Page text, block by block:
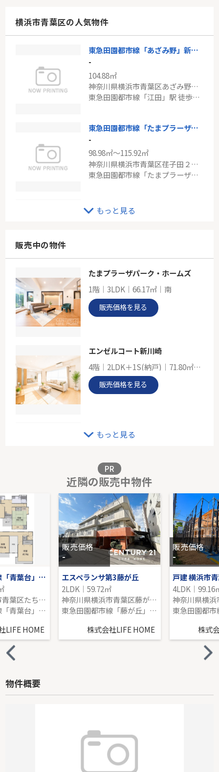
神奈川県川崎市高津区末長１丁目
96.05㎡
神奈川県横浜市青葉区市ケ尾町
横浜市青葉区の人気物件
東急田園都市線「あざみ野」新築戸建
-
104.88㎡
神奈川県横浜市青葉区あざみ野南４丁目
東急田園都市線「江田」駅 徒歩14分
東急田園都市線「たまプラーザ」中古戸建
-
98.98㎡～115.92㎡
神奈川県横浜市青葉区荏子田２丁目
東急田園都市線「たまプラーザ」駅 バス7分 「荏子田二丁目」 停歩3分
-
-
110.34㎡
もっと見る
販売中の物件
たまプラーザパーク・ホームズ
1階｜3LDK｜66.17㎡｜南
販売価格を見る
エンゼルコート新川崎
4階｜2LDK＋1S(納戸)｜71.80㎡｜南西
販売価格を見る
販売価格を見る
菅城下 新築全4棟現場
-｜3LDK｜102.77㎡｜-
販売価格を見る
もっと見る
PR
近隣の販売中物件
東急田園都市線「青葉台」中古戸建
神奈川県横浜市青葉区たちばな台２丁目
東急田園都市線「青葉台」駅 バス13分 「成合」 停歩5分
LIFE HOME
販売価格
-
エスペランサ第3藤が丘
2LDK｜59.72㎡
神奈川県横浜市青葉区藤が丘１丁目
東急田園都市線「藤が丘」駅 徒歩10分
株式会社LIFE HOME
販売価格
-
戸建 横浜市
4LDK｜99.16
神奈川県横
株式
物件概要